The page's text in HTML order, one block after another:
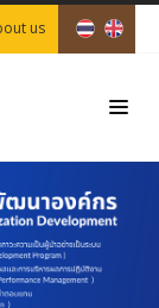
us